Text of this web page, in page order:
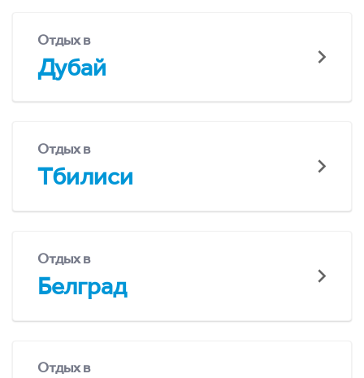
Отдых в
Дубай
Отдых в
Тбилиси
Отдых в
Белград
Отдых в